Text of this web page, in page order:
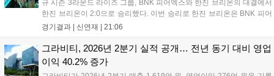
규 시즌 3라운드 라이즈 그룹, BNK 피어엑스와 한진 브리온의 대결에서
한진 브리온이 2:0으로 승리했다. 이번 승리로 한진 브리온은 BNK 피어
엑스를 제치고 라이즈 그룹 1위로 올라섰다. 1세트, 한진 브리온이 '로머'
경기결과 | 신연재 21:06
그라비티, 2026년 2분기 실적 공개… 전년 동기 대비 영업
이익 40.2% 증가